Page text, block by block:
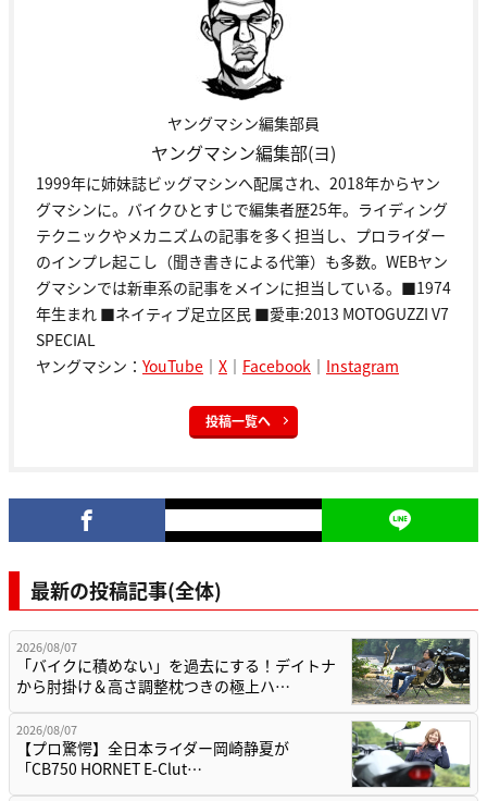
ヤングマシン編集部員
ヤングマシン編集部(ヨ)
1999年に姉妹誌ビッグマシンへ配属され、2018年からヤン
グマシンに。バイクひとすじで編集者歴25年。ライディング
テクニックやメカニズムの記事を多く担当し、プロライダー
のインプレ起こし（聞き書きによる代筆）も多数。WEBヤン
グマシンでは新車系の記事をメインに担当している。■1974
年生まれ ■ネイティブ足立区民 ■愛車:2013 MOTOGUZZI V7
SPECIAL
ヤングマシン： YouTube ｜ X ｜ Facebook ｜ Instagram
投稿一覧へ
最新の投稿記事(全体)
2026/08/07
「バイクに積めない」を過去にする！デイトナ
から肘掛け＆高さ調整枕つきの極上ハ…
2026/08/07
【プロ驚愕】全日本ライダー岡崎静夏が
「CB750 HORNET E-Clut…